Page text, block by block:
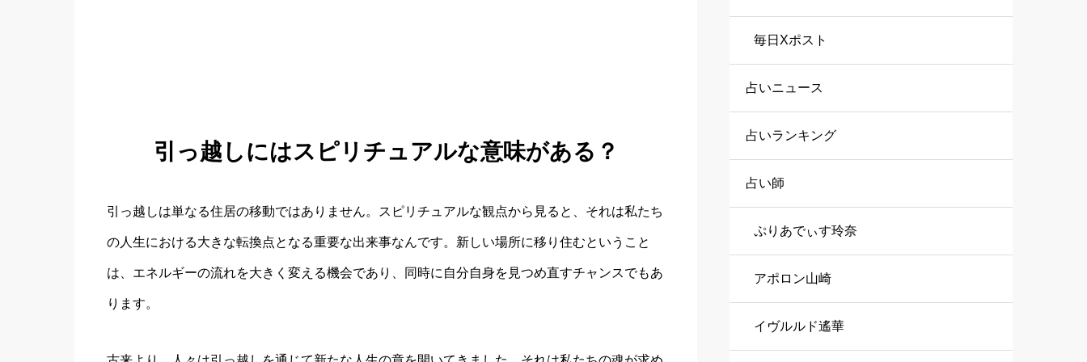
引っ越しにはスピリチュアルな意味がある？
引っ越しは単なる住居の移動ではありません。スピリチュアルな観点から見ると、それは私たち
の人生における大きな転換点となる重要な出来事なんです。新しい場所に移り住むということ
は、エネルギーの流れを大きく変える機会であり、同時に自分自身を見つめ直すチャンスでもあ
ります。
毎日Xポスト
占いニュース
占いランキング
占い師
ぷりあでぃす玲奈
アポロン山崎
イヴルルド遙華